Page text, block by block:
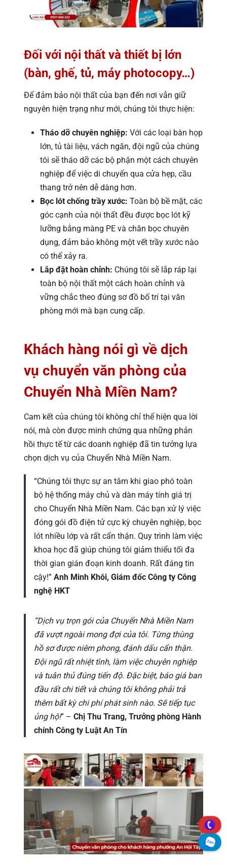
Đối với nội thất và thiết bị lớn
(bàn, ghế, tủ, máy photocopy…)
Để đảm bảo nội thất của bạn đến nơi vẫn giữ
nguyên hiện trạng như mới, chúng tôi thực hiện:
Tháo dỡ chuyên nghiệp: Với các loại bàn họp
lớn, tủ tài liệu, vách ngăn, đội ngũ của chúng
tôi sẽ tháo dỡ các bộ phận một cách chuyên
nghiệp để việc di chuyển qua cửa hẹp, cầu
thang trở nên dễ dàng hơn.
Bọc lót chống trầy xước: Toàn bộ bề mặt, các
góc cạnh của nội thất đều được bọc lót kỹ
lưỡng bằng màng PE và chăn bọc chuyên
dụng, đảm bảo không một vết trầy xước nào
có thể xảy ra.
Lắp đặt hoàn chỉnh: Chúng tôi sẽ lắp ráp lại
toàn bộ nội thất một cách hoàn chỉnh và
vững chắc theo đúng sơ đồ bố trí tại văn
phòng mới mà bạn cung cấp.
Khách hàng nói gì về dịch
vụ chuyển văn phòng của
Chuyển Nhà Miền Nam?
Cam kết của chúng tôi không chỉ thể hiện qua lời
nói, mà còn được minh chứng qua những phản
hồi thực tế từ các doanh nghiệp đã tin tưởng lựa
chọn dịch vụ của Chuyển Nhà Miền Nam.
“Chúng tôi thực sự an tâm khi giao phó toàn
bộ hệ thống máy chủ và dàn máy tính giá trị
cho Chuyển Nhà Miền Nam. Các bạn xử lý việc
đóng gói đồ điện tử cực kỳ chuyên nghiệp, bọc
lót nhiều lớp và rất cẩn thận. Quy trình làm việc
khoa học đã giúp chúng tôi giảm thiểu tối đa
thời gian gián đoạn kinh doanh. Rất đáng tin
cậy!” Anh Minh Khôi, Giám đốc Công ty Công
nghệ HKT
“Dịch vụ trọn gói của Chuyển Nhà Miền Nam
đã vượt ngoài mong đợi của tôi. Từng thùng
hồ sơ được niêm phong, đánh dấu cẩn thận.
Đội ngũ rất nhiệt tình, làm việc chuyên nghiệp
và tuân thủ đúng tiến độ. Đặc biệt, báo giá ban
đầu rất chi tiết và chúng tôi không phải trả
thêm bất kỳ chi phí phát sinh nào. Sẽ tiếp tục
ủng hộ!” – Chị Thu Trang, Trưởng phòng Hành
chính Công ty Luật An Tín